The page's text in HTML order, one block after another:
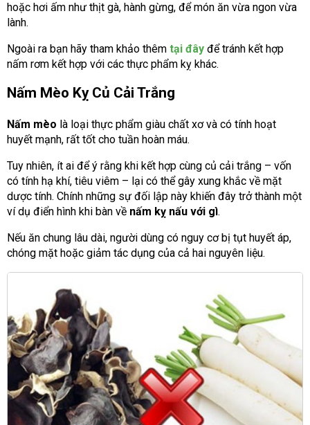
hoặc hơi ấm như thịt gà, hành gừng, để món ăn vừa ngon vừa
lành.
Ngoài ra bạn hãy tham khảo thêm tại đây để tránh kết hợp
nấm rơm kết hợp với các thực phẩm kỵ khác.
Nấm Mèo Kỵ Củ Cải Trắng
Nấm mèo là loại thực phẩm giàu chất xơ và có tính hoạt
huyết mạnh, rất tốt cho tuần hoàn máu.
Tuy nhiên, ít ai để ý rằng khi kết hợp cùng củ cải trắng – vốn
có tính hạ khí, tiêu viêm – lại có thể gây xung khắc về mặt
dược tính. Chính những sự đối lập này khiến đây trở thành một
ví dụ điển hình khi bàn về nấm kỵ nấu với gì.
Nếu ăn chung lâu dài, người dùng có nguy cơ bị tụt huyết áp,
chóng mặt hoặc giảm tác dụng của cả hai nguyên liệu.